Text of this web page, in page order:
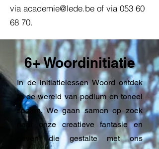
via academie@lede.be of via 053 60
68 70.
6+ Woordinitiatie
In de initiatielessen Woord ontdek
je de wereld van podium en toneel
spelen. We gaan samen op zoek
naar onze creatieve fantasie en
geven die gestalte met ons